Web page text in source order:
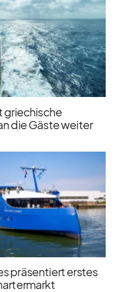
griechische
die Gäste weiter
präsentiert erstes